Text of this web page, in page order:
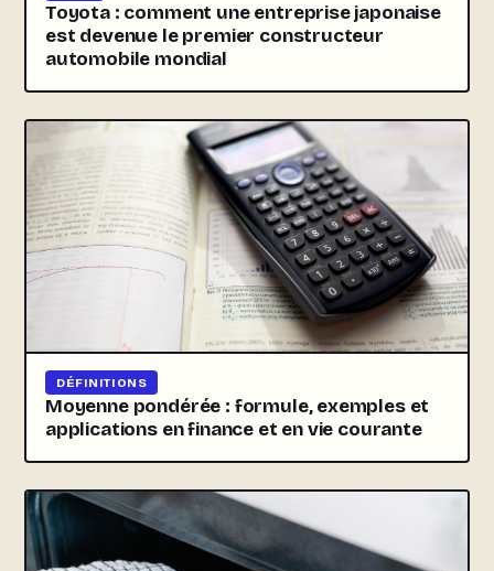
Toyota : comment une entreprise japonaise
est devenue le premier constructeur
automobile mondial
DÉFINITIONS
Moyenne pondérée : formule, exemples et
applications en finance et en vie courante